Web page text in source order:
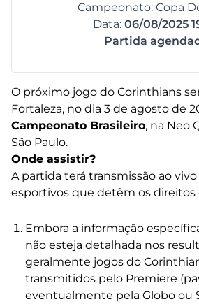
Campeonato: Copa
Data: 06/08/2025
Partida
O próximo jogo do Corinthians
Fortaleza, no dia 3 de agosto de
Campeonato Brasileiro, na Neo
São Paulo.
Onde assistir?
A partida terá transmissão ao
esportivos que detêm os direitos
Embora a informação
não esteja detalhada nos
geralmente jogos do
transmitidos pelo Premiere
eventualmente pela Globo ou